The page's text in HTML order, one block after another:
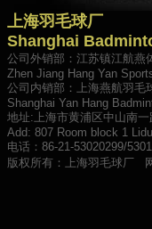
上海羽毛球厂
Shanghai
公司外销部：江苏镇江航燕
Zhen Jiang Hang Yan
公司内销部：上海燕航羽毛
Shanghai Yan Hang
地址:上海市黄浦区中山南一
Add: 807 Room block 1
电话：86-21-53020299/
版权所有：上海羽毛球厂